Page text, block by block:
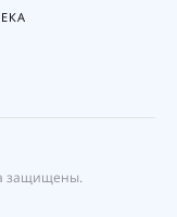
защищены.